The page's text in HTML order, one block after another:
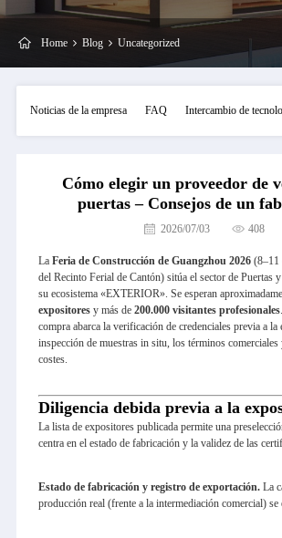
Home Blog Uncategorized
Noticias de la empresa FAQ Intercambio de
Cómo elegir un proveedor de
puertas – Consejos de un
2026/07/03 408
La Feria de Construcción de Guangzhou 2026(8–11
del Recinto Ferial de Cantón) sitúa el sector de Puertas
su ecosistema «EXTERIOR». Se esperan
expositoresy más de 200.000 visitantes profesionales
compra abarca la verificación de credenciales previa a
inspección de muestras in situ, los términos
costes.
Diligencia debida previa a la
La lista de expositores publicada permite una
centra en el estado de fabricación y la validez de las
Estado de fabricación y registro de exportación.La
producción real (frente a la intermediación comercial) se